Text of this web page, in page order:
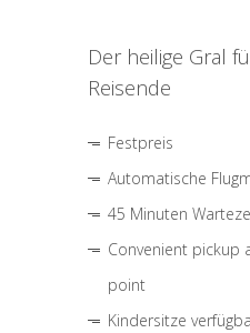
Der heilige Gral
Reisende
Festpreis
Automatische
45 Minuten
Convenient pickup
point
Kindersitze